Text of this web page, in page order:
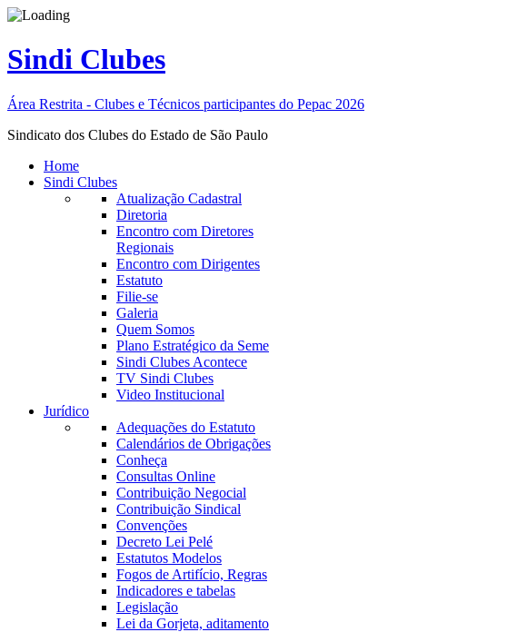
Sindi Clubes
Área Restrita - Clubes e Técnicos participantes do Pepac 2026
Sindicato dos Clubes do Estado de São Paulo
Home
Sindi Clubes
Atualização Cadastral
Diretoria
Encontro com Diretores
Regionais
Encontro com Dirigentes
Estatuto
Filie-se
Galeria
Quem Somos
Plano Estratégico da Seme
Sindi Clubes Acontece
TV Sindi Clubes
Video Institucional
Jurídico
Adequações do Estatuto
Calendários de Obrigações
Conheça
Consultas Online
Contribuição Negocial
Contribuição Sindical
Convenções
Decreto Lei Pelé
Estatutos Modelos
Fogos de Artifício, Regras
Indicadores e tabelas
Legislação
Lei da Gorjeta, aditamento